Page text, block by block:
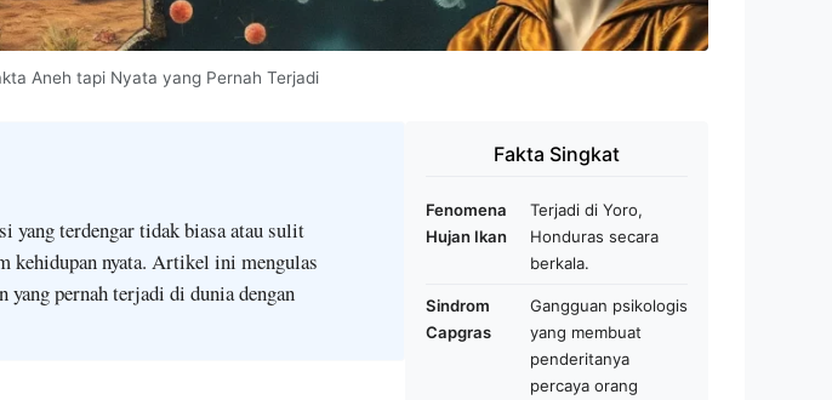
Aneh tapi Nyata yang Pernah Terjadi
yang terdengar tidak biasa atau sulit
kehidupan nyata. Artikel ini mengulas
yang pernah terjadi di dunia dengan
Fakta Singkat
Fenomena
Hujan Ikan
Terjadi di Yoro,
Honduras secara
berkala.
Sindrom
Capgras
Gangguan psikologis
yang membuat
penderitanya
percaya orang